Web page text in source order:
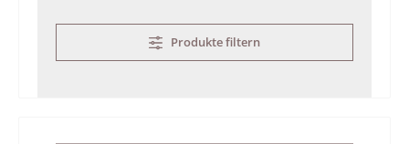
Produkte filtern